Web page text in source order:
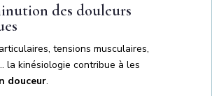
des douleurs
tensions musculaires,
la kinésiologie contribue à les
douceur.